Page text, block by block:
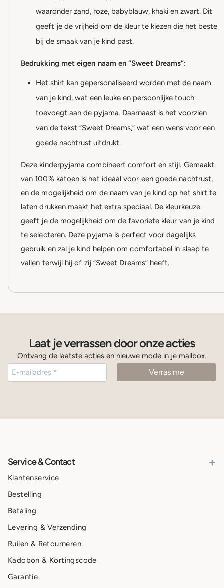
waaronder zand, roze, babyblauw, khaki en zwart. Dit
geeft je de vrijheid om de kleur te kiezen die het beste
bij de smaak van je kind past.
Bedrukking met eigen naam en “Sweet Dreams”:
Het shirt kan gepersonaliseerd worden met de naam
van je kind, wat een leuke en persoonlijke touch
toevoegt aan de pyjama. Daarnaast is het voorzien
van de tekst “Sweet Dreams,” wat een wens voor een
goede nachtrust uitdrukt.
Deze kinderpyjama combineert comfort en stijl. Gemaakt
van 100% katoen is het ideaal voor een goede nachtrust,
en de mogelijkheid om de naam van je kind op het shirt te
laten drukken maakt het extra speciaal. De kleurkeuze
geeft je de mogelijkheid om de favoriete kleur van je kind
te selecteren. Deze pyjama is perfect voor dagelijks
gebruik en zal je kind helpen om comfortabel in slaap te
vallen terwijl hij of zij “Sweet Dreams” heeft.
Laat je verrassen door onze acties
Ontvang de laatste acties en nieuwe mode in je mailbox.
Service & Contact +
Klantenservice
Bestelling
Betaling
Levering & Verzending
Ruilen & Retourneren
Kadobon & Kortingscode
Garantie